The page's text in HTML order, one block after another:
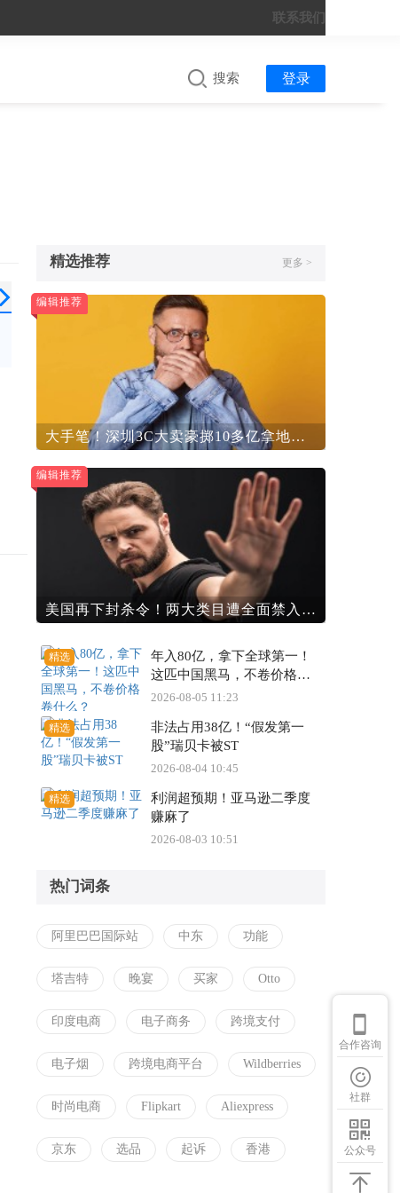
联系我们
搜索 登录
日韩 南美 国内平台
精选推荐 更多 >
编辑推荐
大手笔！深圳3C大卖豪掷10多亿拿地建
楼
编辑推荐
美国再下封杀令！两大类目遭全面禁入，
精选
年入80亿，拿下全球第一！
这匹中国黑马，不卷价格卷
什么？
2026-08-05 11:23
精选
非法占用38亿！“假发第一
股”瑞贝卡被ST
2026-08-04 10:45
精选
利润超预期！亚马逊二季度
赚麻了
2026-08-03 10:51
热门词条
阿里巴巴国际站 中东 功能
塔吉特 晚宴 买家 Otto
印度电商 电子商务 跨境支付
电子烟 跨境电商平台 Wildberries
时尚电商 Flipkart Aliexpress
京东 选品 起诉 香港
合作咨询
社群
公众号